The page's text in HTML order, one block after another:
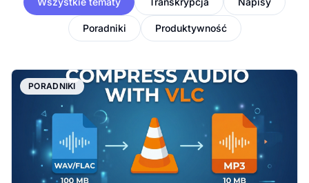
Poradniki Produktywność
PORADNIKI